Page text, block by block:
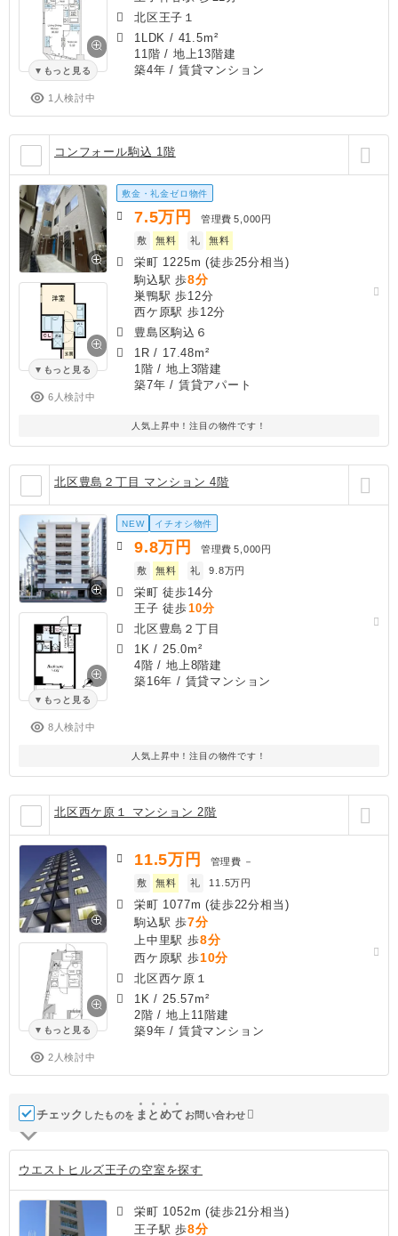
もっと見る
1人検討中
北区王子１
1LDK / 41.5m²
11階 / 地上13階建
築4年 / 賃貸マンション
コンフォール駒込 1階
もっと見る
6人検討中
敷金・礼金ゼロ物件
7.5万円 管理費 5,000円
敷
無料 礼 無料
栄町 1225m (徒歩25分相当)
駒込駅 歩8分
巣鴨駅 歩12分
西ケ原駅 歩12分
豊島区駒込６
1R / 17.48m²
1階 / 地上3階建
築7年 / 賃貸アパート
人気上昇中！注目の物件です！
北区豊島２丁目 マンション 4階
もっと見る
8人検討中
NEW イチオシ物件
9.8万円 管理費 5,000円
敷
無料 礼 9.8万円
栄町 徒歩14分
王子 徒歩10分
北区豊島２丁目
1K / 25.0m²
4階 / 地上8階建
築16年 / 賃貸マンション
人気上昇中！注目の物件です！
北区西ケ原１ マンション 2階
もっと見る
2人検討中
11.5万円 管理費 －
敷
無料 礼 11.5万円
栄町 1077m (徒歩22分相当)
駒込駅 歩7分
上中里駅 歩8分
西ケ原駅 歩10分
北区西ケ原１
1K / 25.57m²
2階 / 地上11階建
築9年 / 賃貸マンション
チェック したものを ま と めて お問い合わせ
ウエストヒルズ王子の空室を探す
栄町 1052m (徒歩21分相当)
王子駅 歩8分